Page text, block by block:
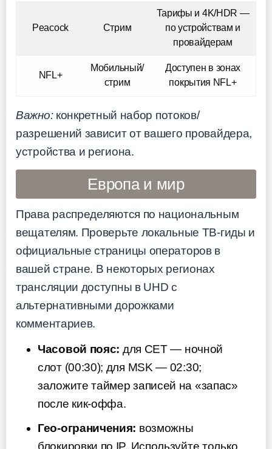
Peacock Стрим
Тарифы и 4K/HDR —
по устройствам и
провайдерам
NFL+
Мобильный/
стрим
Доступен в зонах
покрытия NFL+
Важно:конкретный набор потоков/
разрешений зависит от вашего провайдера,
устройства и региона.
Европа и мир
Права распределяются по национальным
вещателям. Проверьте локальные ТВ-гиды и
официальные страницы операторов в
вашей стране. В некоторых регионах
трансляции доступны в UHD с
альтернативными дорожками
комментариев.
Часовой пояс: для CET — ночной
слот (00:30); для MSK — 02:30;
заложите таймер записей на «запас»
после кик-оффа.
Гео-ограничения: возможны
блокировки по IP. Используйте только